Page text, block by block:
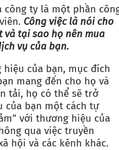
công ty là một phần
Công việc là nói cho
tại sao họ nên mua
vụ của bạn.
của bạn, mục đích
mang đến cho họ và
tải, họ có thể sẽ trở
của bạn một cách tự
với thương hiệu của
qua việc truyền
hội và các kênh khác.